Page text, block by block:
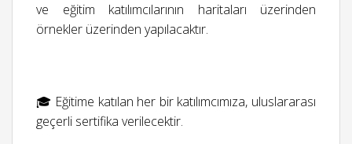
ve eğitim katılımcılarının haritaları üzerinden
örnekler üzerinden yapılacaktır.
🎓 Eğitime katılan her bir katılımcımıza, uluslararası
geçerli sertifika verilecektir.